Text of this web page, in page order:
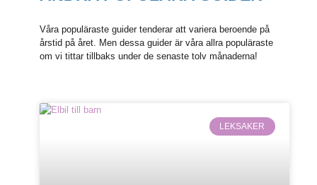
Våra populäraste guider tenderar att variera beroende på
årstid på året. Men dessa guider är våra allra populäraste
om vi tittar tillbaks under de senaste tolv månaderna!
LEKSAKER